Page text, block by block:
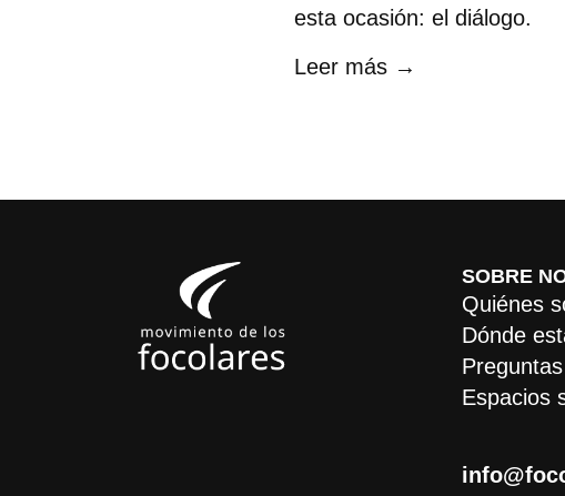
esta ocasión: el diálogo.
Leer más →
SOBRE
Quiénes
Dónde
Espacios